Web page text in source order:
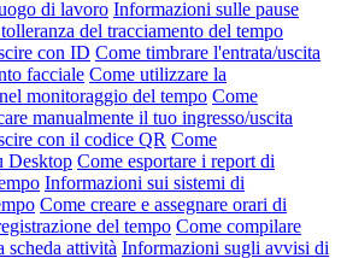
di lavoro Informazioni sulle pause
del tracciamento del tempo
con ID Come timbrare l'entrata/uscita
facciale Come utilizzare la
monitoraggio del tempo Come
manualmente il tuo ingresso/uscita
con il codice QR Come
Desktop Come esportare i report di
Informazioni sui sistemi di
Come creare e assegnare orari di
del tempo Come compilare
scheda attività Informazioni sugli avvisi di